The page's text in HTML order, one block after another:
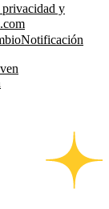
y
Notificación